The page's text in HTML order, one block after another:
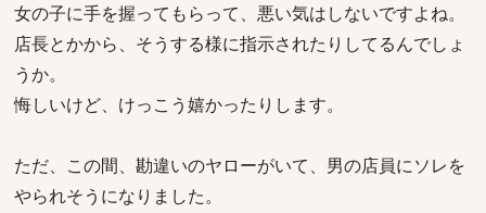
女の子に手を握ってもらって、悪い気はしないですよね。
店長とかから、そうする様に指示されたりしてるんでしょ
うか。
悔しいけど、けっこう嬉かったりします。
ただ、この間、勘違いのヤローがいて、男の店員にソレを
やられそうになりました。